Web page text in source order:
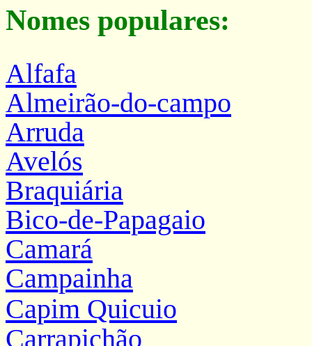
Nomes populares:
Alfafa
Almeirão-do-campo
Arruda
Avelós
Braquiária
Bico-de-Papagaio
Camará
Campainha
Capim Quicuio
Carrapichão